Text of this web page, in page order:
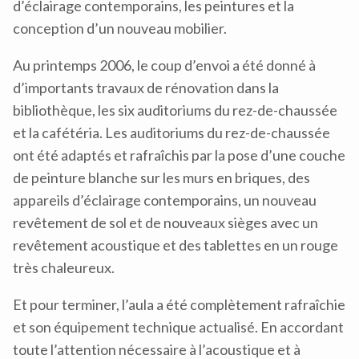
d’éclairage contemporains, les peintures et la
conception d’un nouveau mobilier.
Au printemps 2006, le coup d’envoi a été donné à
d’importants travaux de rénovation dans la
bibliothèque, les six auditoriums du rez-de-chaussée
et la cafétéria. Les auditoriums du rez-de-chaussée
ont été adaptés et rafraîchis par la pose d’une couche
de peinture blanche sur les murs en briques, des
appareils d’éclairage contemporains, un nouveau
revêtement de sol et de nouveaux sièges avec un
revêtement acoustique et des tablettes en un rouge
très chaleureux.
Et pour terminer, l’aula a été complètement rafraîchie
et son équipement technique actualisé. En accordant
toute l’attention nécessaire à l’acoustique et à